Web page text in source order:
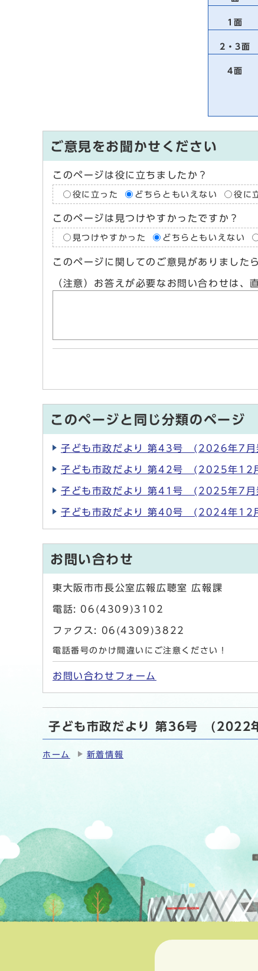
1面
2・3面
4面
ご意見をお聞かせください
このページは役に立ちましたか？
役に立った どちらともいえない 役に
このページは見つけやすかったですか？
見つけやすかった どちらともいえない
このページに関してのご意見がありました
（注意）お答えが必要なお問い合わせは
このページと同じ分類のページ
子ども市政だより 第43号 (2026年7月
子ども市政だより 第42号 (2025年12
子ども市政だより 第41号 (2025年7月
子ども市政だより 第40号 (2024年12
お問い合わせ
東大阪市市長公室広報広聴室 広報課
電話: 06(4309)3102
ファクス: 06(4309)3822
電話番号のかけ間違いにご注意ください！
お問い合わせフォーム
子ども市政だより 第36号 (2022
ホーム 新着情報